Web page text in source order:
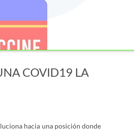
COVID19 LA
hacia una posición donde